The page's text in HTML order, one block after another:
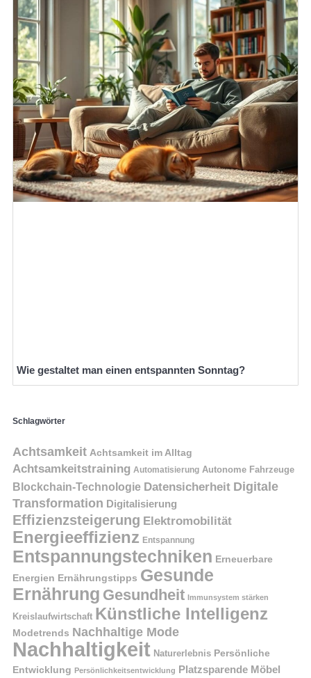
Wie gestaltet man einen entspannten Sonntag?
Schlagwörter
Achtsamkeit Achtsamkeit im Alltag
Achtsamkeitstraining Automatisierung Autonome Fahrzeuge
Blockchain-Technologie Datensicherheit Digitale
Transformation Digitalisierung
Effizienzsteigerung Elektromobilität
Energieeffizienz Entspannung
Entspannungstechniken Erneuerbare
Energien Ernährungstipps Gesunde
Ernährung Gesundheit Immunsystem stärken
Kreislaufwirtschaft Künstliche Intelligenz
Modetrends Nachhaltige Mode
Nachhaltigkeit Naturerlebnis Persönliche
Entwicklung Persönlichkeitsentwicklung Platzsparende Möbel